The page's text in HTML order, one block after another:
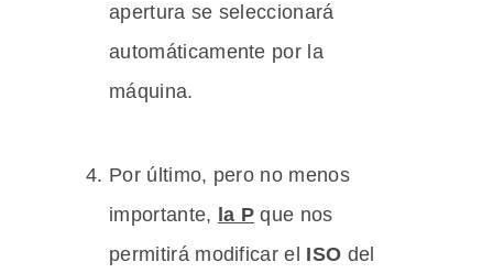
apertura se seleccionará
automáticamente por la
máquina.
Por último, pero no menos
importante, la P que nos
permitirá modificar el ISO del